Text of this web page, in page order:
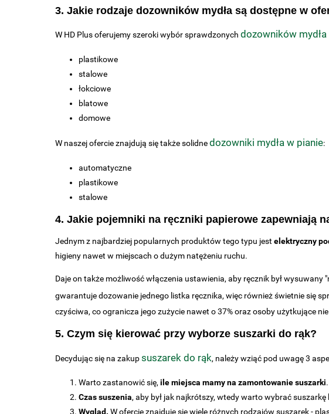
3. Jakie rodzaje dozowników mydła są dostępne w
W HD Plus oferujemy szeroki wybór sprawdzonych dozowników mydła
plastikowe
stalowe
łokciowe
blatowe
domowe
W naszej ofercie znajdują się także solidnedozowniki mydła w pianie:
automatyczne
plastikowe
stalowe
4. Jakie pojemniki na ręczniki papierowe zapewniają
Jednym z najbardziej popularnych produktów tego typu jest elektryczny
higieny nawet w miejscach o dużym natężeniu ruchu.
Daje on także możliwość włączenia ustawienia, aby ręcznik był
gwarantuje dozowanie jednego listka ręcznika, więc również świetnie się
czyściwa, co ogranicza jego zużycie nawet o 37% oraz osoby użytkujące
5. Czym się kierować przy wyborze suszarki do rąk?
Decydując się na zakupsuszarek do rąk, należy wziąć pod uwagę 3
Warto zastanowić się,ile miejsca mamy na zamontowanie suszarki
Czas suszenia, aby był jak najkrótszy, wtedy warto wybrać suszarkę
Wygląd. W ofercie znajduje się wiele różnych rodzajów suszarek -